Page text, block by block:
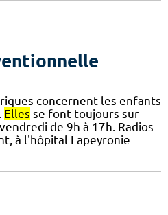
concernent les enfants
Elles se font toujours sur
de 9h à 17h. Radios
à l'hôpital Lapeyronie